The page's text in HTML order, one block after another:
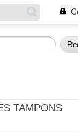
TAMPONS